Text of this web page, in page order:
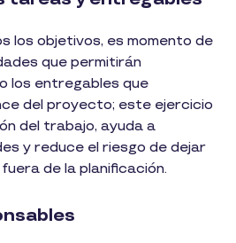
los objetivos, es momento de
que permitirán
los entregables que
del proyecto; este ejercicio
del trabajo, ayuda a
y reduce el riesgo de dejar
de la planificación.